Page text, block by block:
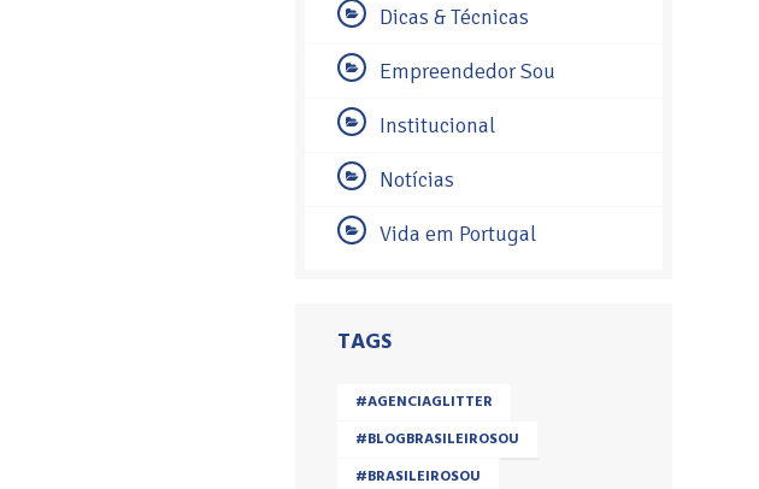
Dicas & Técnicas
Empreendedor Sou
Institucional
Notícias
Vida em Portugal
TAGS
#AGENCIAGLITTER
#BLOGBRASILEIROSOU
#BRASILEIROSOU